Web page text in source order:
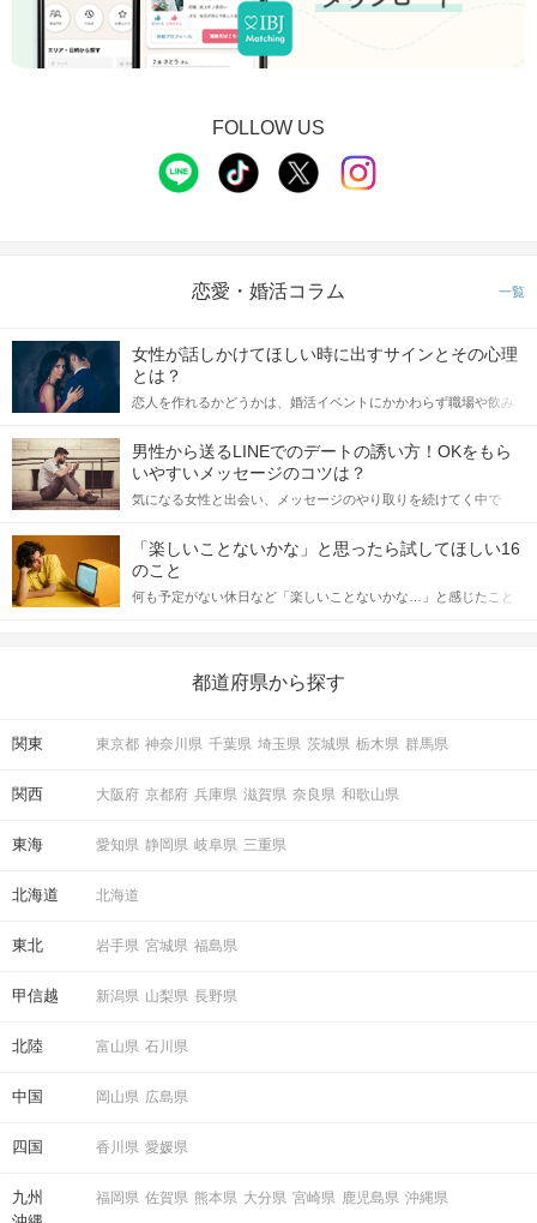
FOLLOW US
恋愛・婚活コラム 一覧
女性が話しかけてほしい時に出すサインとその心理
とは？
恋人を作れるかどうかは、婚活イベントにかかわらず職場や飲み
てアプローチできるかにも左右されます。 これから恋人作りを本
格的に始めようとしている方は、女性が異性を求めて出すサイン
をしっかりと理解し、正しい行動に移せるかどうかが重要。 この
記事では、女性が話しかけて欲しい時に出すサインとその心理を
合にどのような行動に繋げるべきかをご紹介していきます。
男性から送るLINEでのデートの誘い方！OKをもら
いやすいメッセージのコツは？
気になる女性と出会い、メッセージのやり取りを続けてく中で
しかし、中には「どう誘ったらいいの？」とお困りの男性もいら
っしゃるのではないでしょうか。 そこで今回は、男性から女性へ
送るLINEでのデートの誘い方のコツをご紹介します。例文も混じ
えながら解説するので、ぜひ参考にしてください。
「楽しいことないかな」と思ったら試してほしい16
のこと
何も予定がない休日など「楽しいことないかな…」と感じたこと
の楽しいことアイデアを集めました♪ いままさに楽しいことを探し
都道府県から探す
関東 東京都 神奈川県 千葉県 埼玉県 茨城県 栃木県 群馬県
関西 大阪府 京都府 兵庫県 滋賀県 奈良県 和歌山県
東海 愛知県 静岡県 岐阜県 三重県
北海道 北海道
東北 岩手県 宮城県 福島県
甲信越 新潟県 山梨県 長野県
北陸 富山県 石川県
中国 岡山県 広島県
四国 香川県 愛媛県
九州
福岡県 佐賀県 熊本県 大分県 宮崎県 鹿児島県 沖縄県